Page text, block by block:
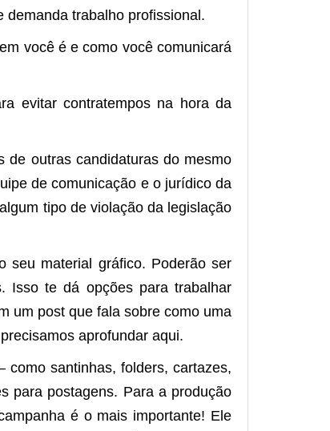
demanda trabalho profissional.
você é e como você comunicará
evitar contratempos na hora da
outras candidaturas do mesmo
de comunicação e o jurídico da
tipo de violação da legislação
seu material gráfico. Poderão ser
Isso te dá opções para trabalhar
um post que fala sobre como uma
aprofundar aqui.
santinhas, folders, cartazes,
para postagens. Para a produção
é o mais importante! Ele